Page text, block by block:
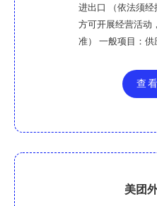
进出口 （依法须
方可开展经营活动
准） 一般项目：供
查
美团